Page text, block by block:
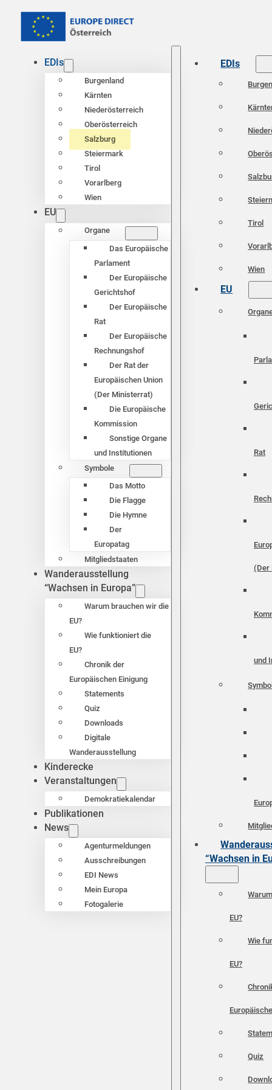
EDIs
Burgenland
Kärnten
Niederösterreich
Oberösterreich
Salzburg
Steiermark
Tirol
Vorarlberg
Wien
EU
Organe
Das Europäische
Parlament
Der Europäische
Gerichtshof
Der Europäische
Rat
Der Europäische
Rechnungshof
Der Rat der
Europäischen Union
(Der Ministerrat)
Die Europäische
Kommission
Sonstige Organe
und Institutionen
Symbole
Das Motto
Die Flagge
Die Hymne
Der
Europatag
Mitgliedstaaten
Wanderausstellung
“Wachsen in Europa”
Warum brauchen wir die
EU?
Wie funktioniert die
EU?
Chronik der
Europäischen Einigung
Statements
Quiz
Downloads
Digitale
Wanderausstellung
Kinderecke
Veranstaltungen
Demokratiekalendar
Publikationen
News
Agenturmeldungen
Ausschreibungen
EDI News
Mein Europa
Fotogalerie
EDIs
Tirol
Wien
EU
Rat
(Der
und
“Wachsen in
EU?
Wie
EU?
Quiz